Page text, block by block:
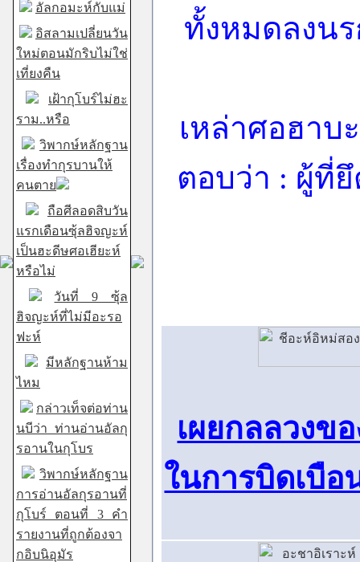
อัลกอมะห์กับแม่
อิสลามเปลี่ยนวัน
ใหม่ตอนมักริบไม่ใช่
เที่ยงคืน
เฝ้ากุโบร์ไม่ฮะ
ราม..หรือ
วิพากษ์หลักฐาน
เรื่องทำกุรบานให้
คนตาย
ถือศีลอดสิบวัน
แรกเดือนซุ้ลฮิจญะห์
เป็นฮะดีษศอเฮียะห์
หรือไม่
วันที่ 9 ซุ้ล
ฮิจญะห์ที่ไม่มีอะรอ
ฟะห์
มีหลักฐานห้าม
ไหม
กล่าวเท็จต่อท่าน
นบีว่า ท่านอ่านอัลกุ
รอานในกุโบร
วิพากษ์หลักฐาน
การอ่านอัลกุรอานที่
กุโบร์ ตอนที่ 3 คำ
รายงานที่ถูกต้องจา
กอิบนิอุมัร
ทั้งหมดลงนร
เหล่าศอฮาบ
ตอบว่า : ผู้ที่
เผยกลลวงข
ในการบิดเบือ